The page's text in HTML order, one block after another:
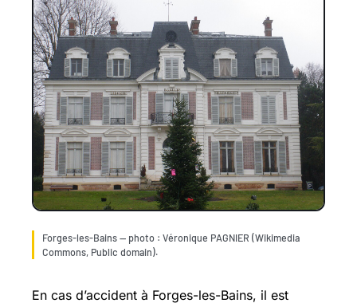
Forges-les-Bains — photo : Véronique PAGNIER (Wikimedia
Commons, Public domain).
En cas d’accident à Forges-les-Bains, il est